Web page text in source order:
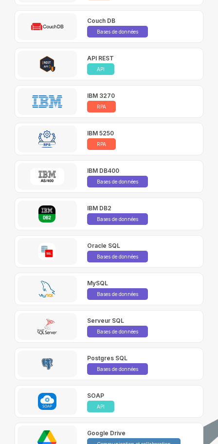
Couch DB
Bases de données
API REST
API
IBM 3270
RPA
IBM 5250
RPA
IBM DB400
Bases de données
IBM DB2
Bases de données
Oracle SQL
Bases de données
MySQL
Bases de données
Serveur SQL
Bases de données
Postgres SQL
Bases de données
SOAP
API
Google Drive